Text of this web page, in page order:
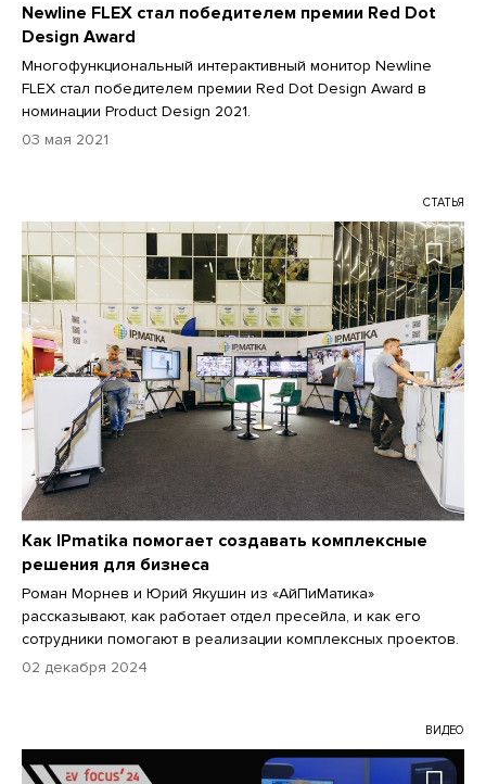
Newline FLEX стал победителем премии Red Dot
Design Award
Многофункциональный интерактивный монитор Newline
FLEX стал победителем премии Red Dot Design Award в
номинации Product Design 2021.
03 мая 2021
СТАТЬЯ
Как IPmatika помогает создавать комплексные
решения для бизнеса
Роман Морнев и Юрий Якушин из «АйПиМатика»
рассказывают, как работает отдел пресейла, и как его
сотрудники помогают в реализации комплексных проектов.
02 декабря 2024
ВИДЕО